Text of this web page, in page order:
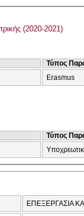
(2020-2021)
Τύπος
Erasmus
Τύπος
ΕΠΕΞΕΡΓΑΣΙΑ